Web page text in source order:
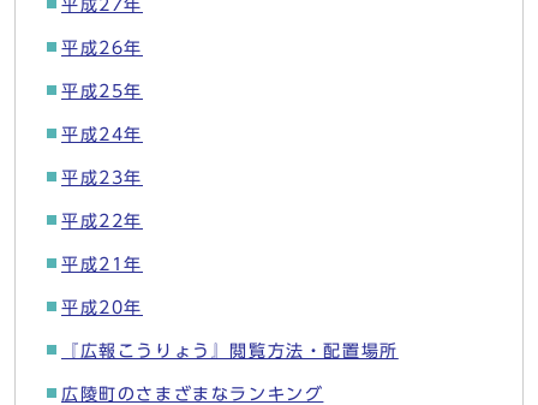
平成27年
平成26年
平成25年
平成24年
平成23年
平成22年
平成21年
平成20年
『広報こうりょう』閲覧方法・配置場所
広陵町のさまざまなランキング